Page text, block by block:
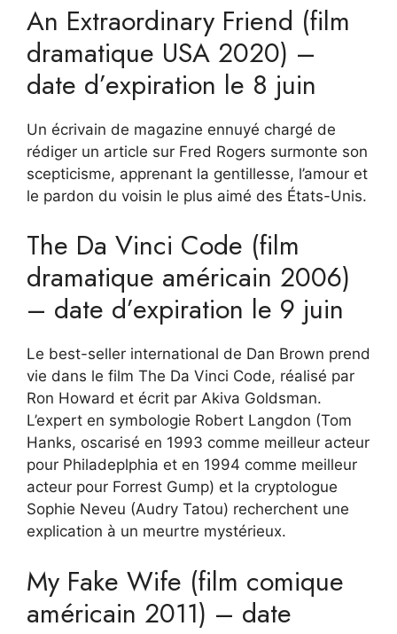
An Extraordinary Friend (film
dramatique USA 2020) –
date d’expiration le 8 juin
Un écrivain de magazine ennuyé chargé de
rédiger un article sur Fred Rogers surmonte son
scepticisme, apprenant la gentillesse, l’amour et
le pardon du voisin le plus aimé des États-Unis.
The Da Vinci Code (film
dramatique américain 2006)
– date d’expiration le 9 juin
Le best-seller international de Dan Brown prend
vie dans le film The Da Vinci Code, réalisé par
Ron Howard et écrit par Akiva Goldsman.
L’expert en symbologie Robert Langdon (Tom
Hanks, oscarisé en 1993 comme meilleur acteur
pour Philadeplphia et en 1994 comme meilleur
acteur pour Forrest Gump) et la cryptologue
Sophie Neveu (Audry Tatou) recherchent une
explication à un meurtre mystérieux.
My Fake Wife (film comique
américain 2011) – date